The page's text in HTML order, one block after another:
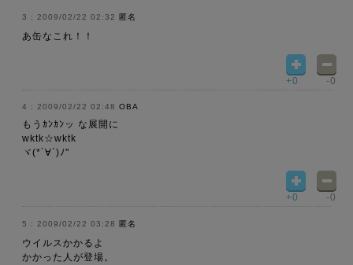
2009/02/22 02:32 匿名
あ缶なこれ！！
+0 -0
2009/02/22 02:48 OBA
もうｶﾝｶﾝッ な展開に
wktk☆wktk
ヾ(*´∀`)ﾉ"
+0 -0
2009/02/22 03:28 匿名
ウイルスかかるよ
かかった人が登場。